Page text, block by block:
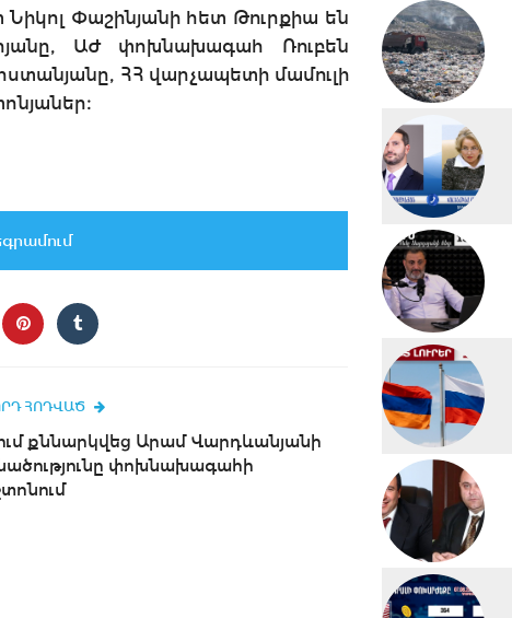
Փաշինյանի հետ Թուրքիա են
ԱԺ փոխնախագահ Ռուբեն
ՀՀ վարչապետի մամուլի
ՀՈԴՎԱԾ
քննարկվեց Արամ Վարդևանյանի
փոխնախագահի